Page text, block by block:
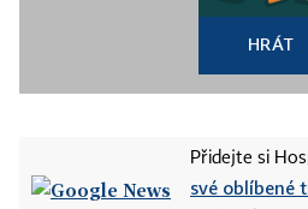
HRÁT
Přidejte si
své oblíbené